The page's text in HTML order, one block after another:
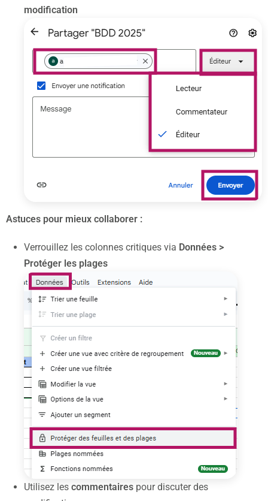
modification
Astuces pour mieux collaborer :
Verrouillez les colonnes critiques via Données >
Protéger les plages
Utilisez les commentaires pour discuter des